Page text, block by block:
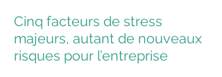
Cinq facteurs de stress
majeurs, autant de nouveaux
risques pour l’entreprise